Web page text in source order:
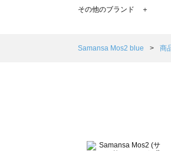
TSUHARU by Samansa
Samansa Mos2 Lagom（サ
BETTY'S BLUE（べティー
その他のブランド ＋
Samansa Mos2 blue 商